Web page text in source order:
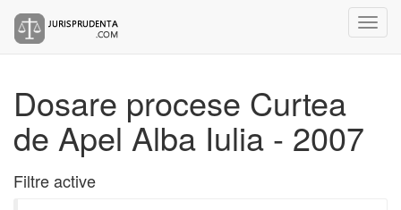
Dosare procese Curtea
de Apel Alba Iulia - 2007
Filtre active